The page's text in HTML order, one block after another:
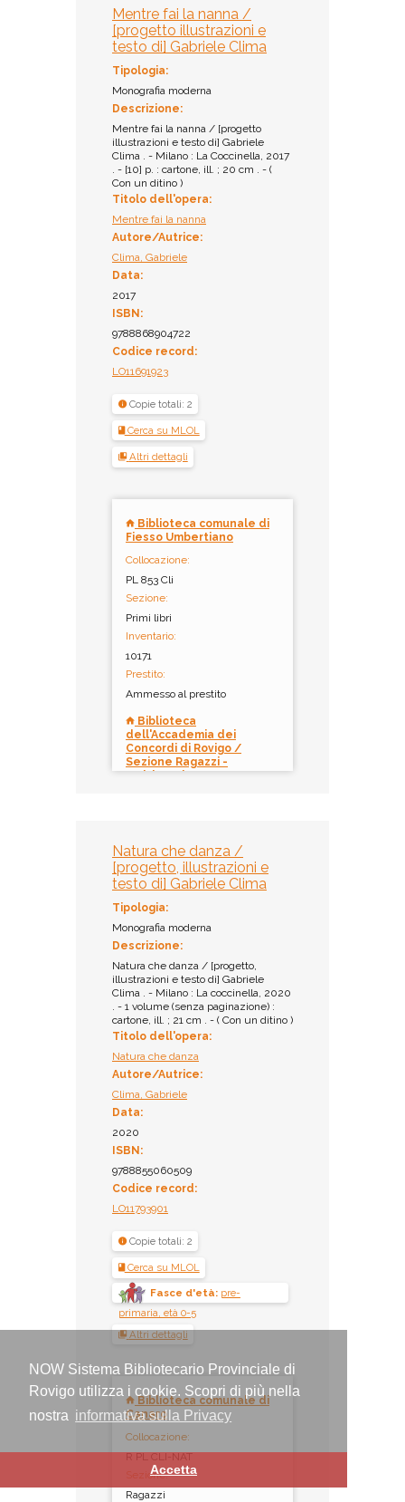
NOW Sistema Bibliotecario Provinciale di
Rovigo utilizza i cookie. Scopri di più nella
nostra informativa sulla Privacy
Accetta
11670
Prestito:
Ammesso al prestito
Mentre fai la nanna /
[progetto illustrazioni e
testo di] Gabriele Clima
Tipologia:
Monografia moderna
Descrizione:
Mentre fai la nanna / [progetto
illustrazioni e testo di] Gabriele
Clima . - Milano : La Coccinella, 2017
. - [10] p. : cartone, ill. ; 20 cm . - (
Con un ditino )
Titolo dell'opera:
Mentre fai la nanna
Autore/Autrice:
Clima, Gabriele
Data:
2017
ISBN:
9788868904722
Codice record:
LO11691923
Copie totali: 2
Cerca su MLOL
Altri dettagli
Biblioteca comunale di
Fiesso Umbertiano
Collocazione:
PL 853 Cli
Sezione:
Primi libri
Inventario:
10171
Prestito:
Ammesso al prestito
Biblioteca
dell'Accademia dei
Concordi di Rovigo /
Sezione Ragazzi -
Multispazio
11061
Prestito:
Ammesso al prestito
Natura che danza /
[progetto, illustrazioni e
testo di] Gabriele Clima
Tipologia:
Monografia moderna
Descrizione:
Natura che danza / [progetto,
illustrazioni e testo di] Gabriele
Clima . - Milano : La coccinella, 2020
. - 1 volume (senza paginazione) :
cartone, ill. ; 21 cm . - ( Con un ditino )
Titolo dell'opera:
Natura che danza
Autore/Autrice:
Clima, Gabriele
Data:
2020
ISBN:
9788855060509
Codice record:
LO11793901
Copie totali: 2
Cerca su MLOL
Fasce d'età: pre-
primaria, età 0-5
Altri dettagli
Biblioteca comunale di
Canaro
Collocazione:
R PL CLI-NAT
Sezione:
Ragazzi